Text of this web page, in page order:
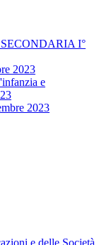
I°
2023
e
2023
e delle Società